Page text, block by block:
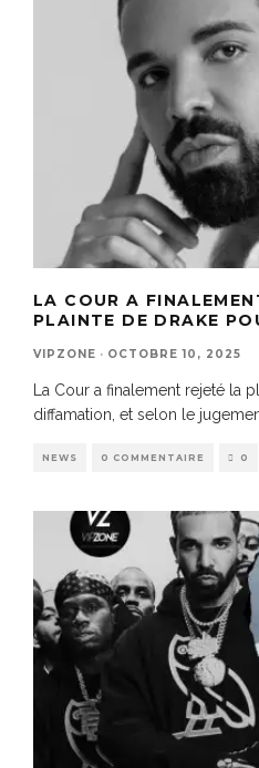
LA COUR A
PLAINTE DE DRAKE
VIPZONE · OCTOBRE 10, 2025
La Cour a finalement rejeté la
diffamation, et selon le
NEWS 0 COMMENTAIRE 0